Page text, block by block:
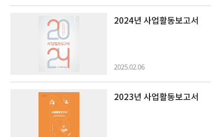
2024년 사업활동보고서
2025.02.06
2023년 사업활동보고서